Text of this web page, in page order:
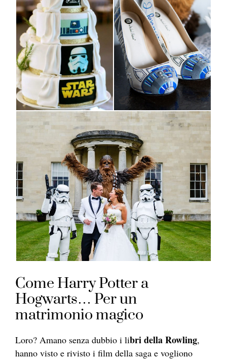
Come Harry Potter a
Hogwarts… Per un
matrimonio magico
Loro? Amano senza dubbio i libri della Rowling,
hanno visto e rivisto i film della saga e vogliono